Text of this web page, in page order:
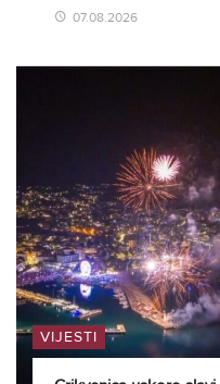
07.08.2026
VIJESTI